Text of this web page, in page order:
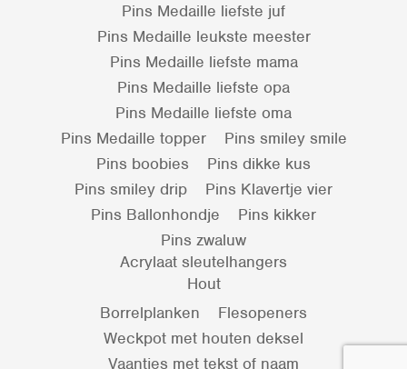
Pins Medaille liefste juf
Pins Medaille leukste meester
Pins Medaille liefste mama
Pins Medaille liefste opa
Pins Medaille liefste oma
Pins Medaille topper
Pins smiley smile
Pins boobies
Pins dikke kus
Pins smiley drip
Pins Klavertje vier
Pins Ballonhondje
Pins kikker
Pins zwaluw
Acrylaat sleutelhangers
Hout
Borrelplanken
Flesopeners
Weckpot met houten deksel
Vaantjes met tekst of naam